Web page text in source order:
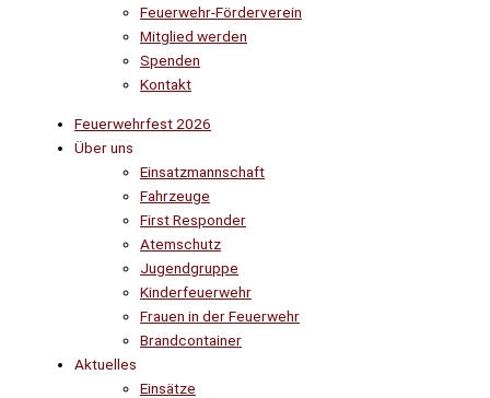
Feuerwehr-Förderverein
Mitglied werden
Spenden
Kontakt
Feuerwehrfest 2026
Über uns
Einsatzmannschaft
Fahrzeuge
First Responder
Atemschutz
Jugendgruppe
Kinderfeuerwehr
Frauen in der Feuerwehr
Brandcontainer
Aktuelles
Einsätze